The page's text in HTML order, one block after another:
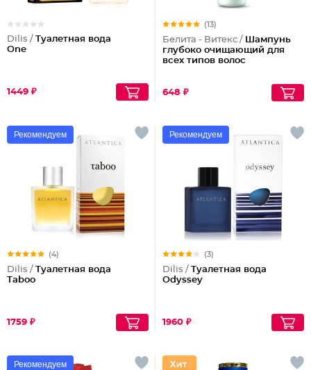
Dilis / Туалетная вода
One
1449 ₽
(13)
Белита - Витекс / Шампунь
глубоко очищающий для
всех типов волос
648 ₽
Рекомендуем
(4)
Dilis / Туалетная вода
Taboo
1759 ₽
Рекомендуем
(3)
Dilis / Туалетная вода
Odyssey
1960 ₽
Рекомендуем